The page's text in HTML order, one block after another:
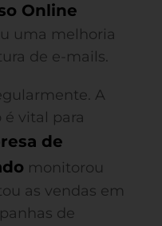
Online
uma melhoria
de e-mails.
A
vital para
de
monitorou
as vendas em
de